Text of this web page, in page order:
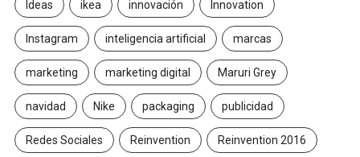
Ideas ikea innovación Innovation
Instagram inteligencia artificial marcas
marketing marketing digital Maruri Grey
navidad Nike packaging publicidad
Redes Sociales Reinvention Reinvention 2016